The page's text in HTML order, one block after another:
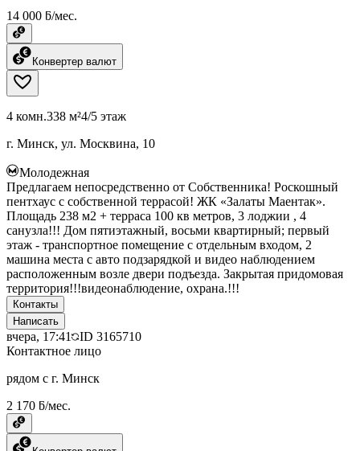
14 000 ƃ/мес.
Конвертер валют
4 комн.338 м²4/5 этаж
г. Минск, ул. Москвина, 10
Молодежная
Предлагаем непосредственно от Собственника! Роскошный
пентхаус с собственной террасой! ЖК «Залаты Маентак».
Площадь 238 м2 + терраса 100 кв метров, 3 лоджии , 4
санузла!!! Дом пятиэтажный, восьми квартирный; первый
этаж - транспортное помещение с отдельным входом, 2
машина места с авто подзарядкой и видео наблюдением
расположенным возле двери подъезда. Закрытая придомовая
территория!!!видеонаблюдение, охрана.!!!
Контакты
Написать
вчера, 17:41 ID 3165710
Контактное лицо
рядом с г. Минск
2 170 ƃ/мес.